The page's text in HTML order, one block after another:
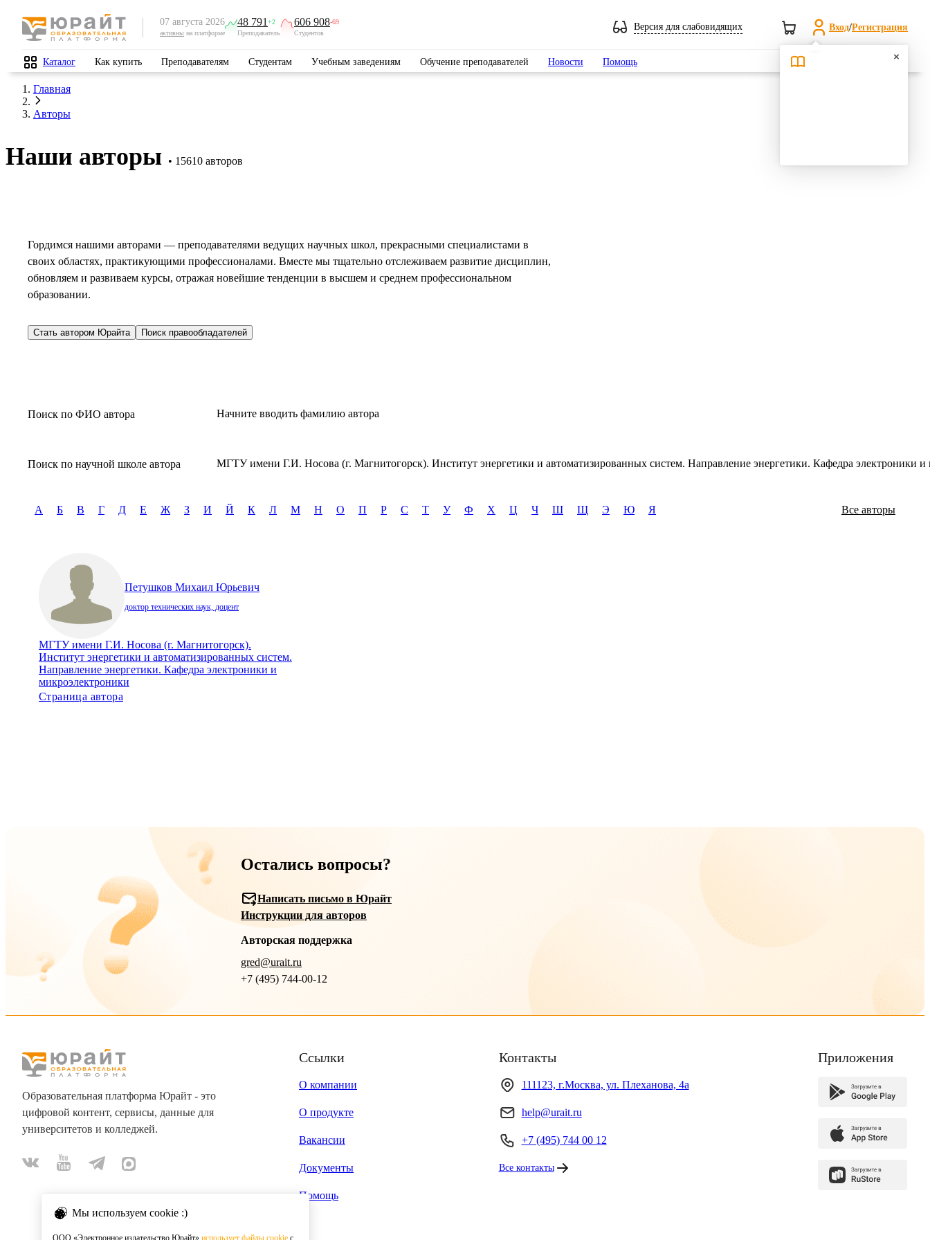
07 августа 2026
активны на платформе
48 791 +2
Преподаватель
606 908-69
Студентов
Версия для слабовидящих Вход/Регистрация
Каталог Как купить Преподавателям Студентам Учебным заведениям Обучение преподавателей Новости Помощь Поиск
Главная
Авторы
Наши авторы 15610 авторов
Гордимся нашими авторами — преподавателями ведущих научных школ, прекрасными специалистами в
своих областях, практикующими профессионалами. Вместе мы тщательно отслеживаем развитие дисциплин,
обновляем и развиваем курсы, отражая новейшие тенденции в высшем и среднем профессиональном
образовании.
Стать автором Юрайта Поиск правообладателей
Поиск по ФИО автора Начните вводить фамилию автора
Поиск по научной школе автора МГТУ имени Г.И. Носова (г. Магнитогорск). Институт энергетики и автоматизированных систем. Направление энергетики. Кафедра электроники и
А Б В Г Д Е Ж З И Й К Л М Н О П Р С Т У Ф Х Ц Ч Ш Щ Э Ю Я Все авторы
Петушков Михаил Юрьевич
доктор технических наук, доцент
МГТУ имени Г.И. Носова (г. Магнитогорск).
Институт энергетики и автоматизированных систем.
Направление энергетики. Кафедра электроники и
микроэлектроники
Страница автора
Остались вопросы?
Написать письмо в Юрайт
Инструкции для авторов
Авторская поддержка
gred@urait.ru
+7 (495) 744-00-12
Мы используем cookie :)
ООО «Электронное издательство Юрайт» использует файлы cookie с
Образовательная платформа Юрайт - это
цифровой контент, сервисы, данные для
университетов и колледжей.
Ссылки
О компании
О продукте
Вакансии
Документы
Помощь
Контакты
111123, г.Москва, ул. Плеханова, 4а
help@urait.ru
+7 (495) 744 00 12
Все контакты
Приложения